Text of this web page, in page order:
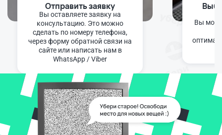
Отправить заявку
Вы оставляете заявку на
консультацию. Это можно
сделать по номеру телефона,
через форму обратной связи на
сайте или написать нам в
WhatsApp / Viber
Вы